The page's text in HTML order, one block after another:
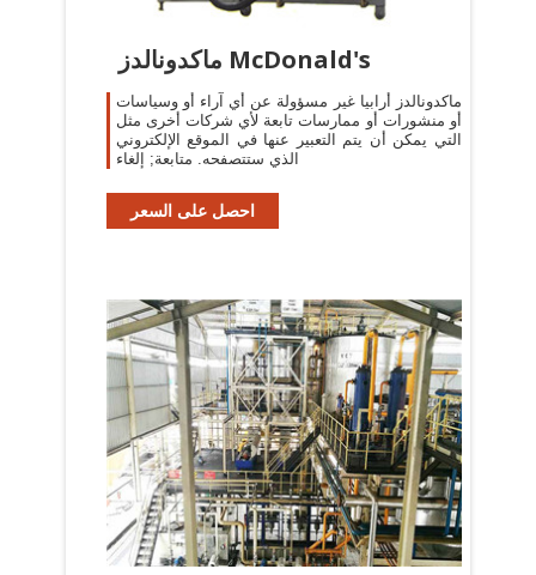
ماكدونالدز McDonald's
ماكدونالدز أرابيا غير مسؤولة عن أي آراء أو وسياسات
أو منشورات أو ممارسات تابعة لأي شركات أخرى مثل
التي يمكن أن يتم التعبير عنها في الموقع الإلكتروني
الذي ستتصفحه. متابعة; إلغاء
احصل على السعر